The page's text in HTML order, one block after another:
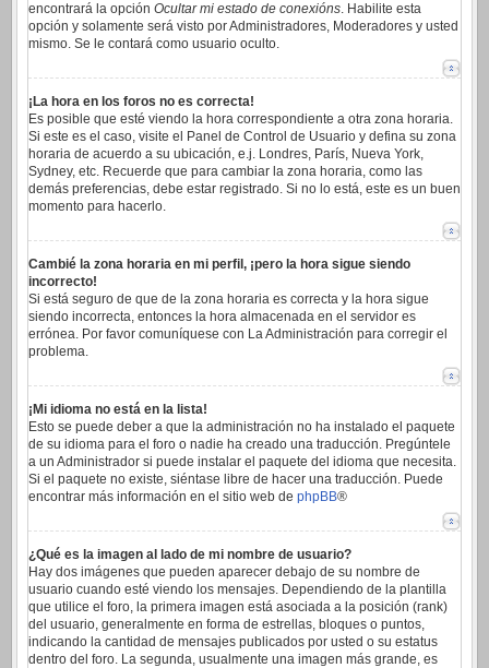
encontrará la opción Ocultar mi estado de conexións. Habilite esta
opción y solamente será visto por Administradores, Moderadores y usted
mismo. Se le contará como usuario oculto.
¡La hora en los foros no es correcta!
Es posible que esté viendo la hora correspondiente a otra zona horaria.
Si este es el caso, visite el Panel de Control de Usuario y defina su zona
horaria de acuerdo a su ubicación, e.j. Londres, París, Nueva York,
Sydney, etc. Recuerde que para cambiar la zona horaria, como las
demás preferencias, debe estar registrado. Si no lo está, este es un buen
momento para hacerlo.
Cambié la zona horaria en mi perfil, ¡pero la hora sigue siendo
incorrecto!
Si está seguro de que de la zona horaria es correcta y la hora sigue
siendo incorrecta, entonces la hora almacenada en el servidor es
errónea. Por favor comuníquese con La Administración para corregir el
problema.
¡Mi idioma no está en la lista!
Esto se puede deber a que la administración no ha instalado el paquete
de su idioma para el foro o nadie ha creado una traducción. Pregúntele
a un Administrador si puede instalar el paquete del idioma que necesita.
Si el paquete no existe, siéntase libre de hacer una traducción. Puede
encontrar más información en el sitio web de phpBB®
¿Qué es la imagen al lado de mi nombre de usuario?
Hay dos imágenes que pueden aparecer debajo de su nombre de
usuario cuando esté viendo los mensajes. Dependiendo de la plantilla
que utilice el foro, la primera imagen está asociada a la posición (rank)
del usuario, generalmente en forma de estrellas, bloques o puntos,
indicando la cantidad de mensajes publicados por usted o su estatus
dentro del foro. La segunda, usualmente una imagen más grande, es